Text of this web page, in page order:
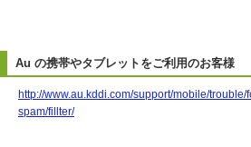
Au の携帯やタブレットをご利用のお客様
http://www.au.kddi.com/support/mobile/
spam/fillter/